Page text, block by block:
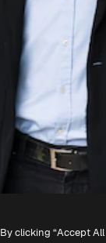
By clicking “Accept